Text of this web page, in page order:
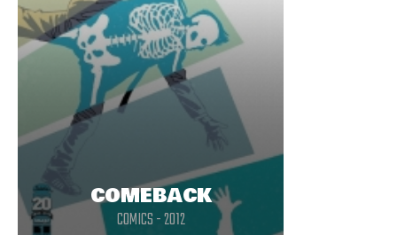
COMEBACK
COMICS - 2012